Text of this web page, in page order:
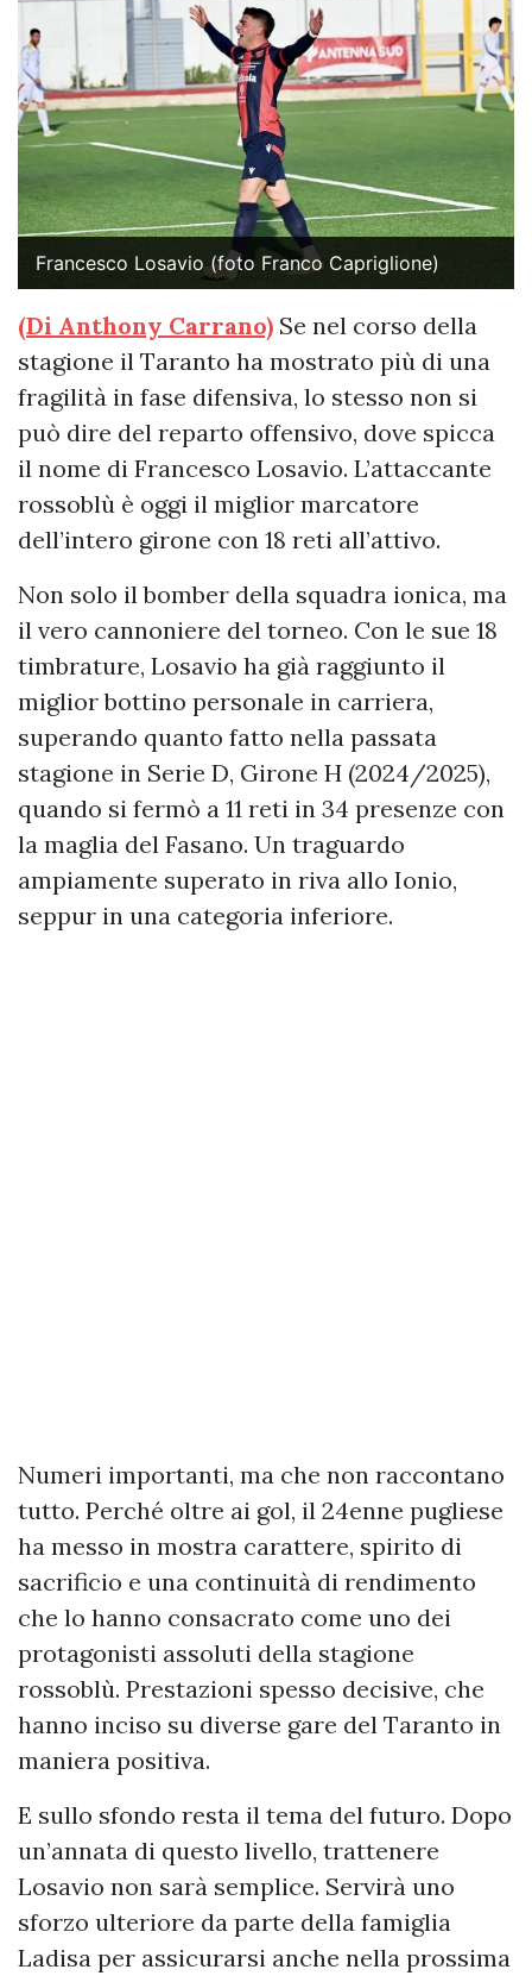
Francesco Losavio (foto Franco Capriglione)
(Di Anthony Carrano) Se nel corso della
stagione il Taranto ha mostrato più di una
fragilità in fase difensiva, lo stesso non si
può dire del reparto offensivo, dove spicca
il nome di Francesco Losavio. L’attaccante
rossoblù è oggi il miglior marcatore
dell’intero girone con 18 reti all’attivo.
Non solo il bomber della squadra ionica, ma
il vero cannoniere del torneo. Con le sue 18
timbrature, Losavio ha già raggiunto il
miglior bottino personale in carriera,
superando quanto fatto nella passata
stagione in Serie D, Girone H (2024/2025),
quando si fermò a 11 reti in 34 presenze con
la maglia del Fasano. Un traguardo
ampiamente superato in riva allo Ionio,
seppur in una categoria inferiore.
Numeri importanti, ma che non raccontano
tutto. Perché oltre ai gol, il 24enne pugliese
ha messo in mostra carattere, spirito di
sacrificio e una continuità di rendimento
che lo hanno consacrato come uno dei
protagonisti assoluti della stagione
rossoblù. Prestazioni spesso decisive, che
hanno inciso su diverse gare del Taranto in
maniera positiva.
E sullo sfondo resta il tema del futuro. Dopo
un’annata di questo livello, trattenere
Losavio non sarà semplice. Servirà uno
sforzo ulteriore da parte della famiglia
Ladisa per assicurarsi anche nella prossima